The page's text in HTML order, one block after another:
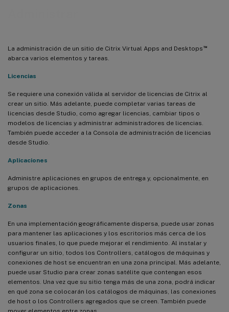
La administración de un sitio de Citrix Virtual Apps and Desktops ™
abarca varios elementos y tareas.
Licencias
Se requiere una conexión válida al servidor de licencias de Citrix al
crear un sitio. Más adelante, puede completar varias tareas de
licencias desde Studio, como agregar licencias, cambiar tipos o
modelos de licencias y administrar administradores de licencias.
También puede acceder a la Consola de administración de licencias
desde Studio.
Aplicaciones
Administre aplicaciones en grupos de entrega y, opcionalmente, en
grupos de aplicaciones.
Zonas
En una implementación geográficamente dispersa, puede usar zonas
para mantener las aplicaciones y los escritorios más cerca de los
usuarios finales, lo que puede mejorar el rendimiento. Al instalar y
configurar un sitio, todos los Controllers, catálogos de máquinas y
conexiones de host se encuentran en una zona principal. Más adelante,
puede usar Studio para crear zonas satélite que contengan esos
elementos. Una vez que su sitio tenga más de una zona, podrá indicar
en qué zona se colocarán los catálogos de máquinas, las conexiones
de host o los Controllers agregados que se creen. También puede